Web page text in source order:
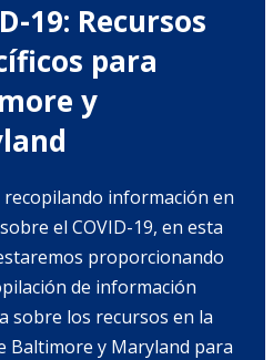
19: Recursos
para
y
recopilando información en
el COVID-19, en esta
proporcionando
de información
sobre los recursos en la
Baltimore y Maryland para